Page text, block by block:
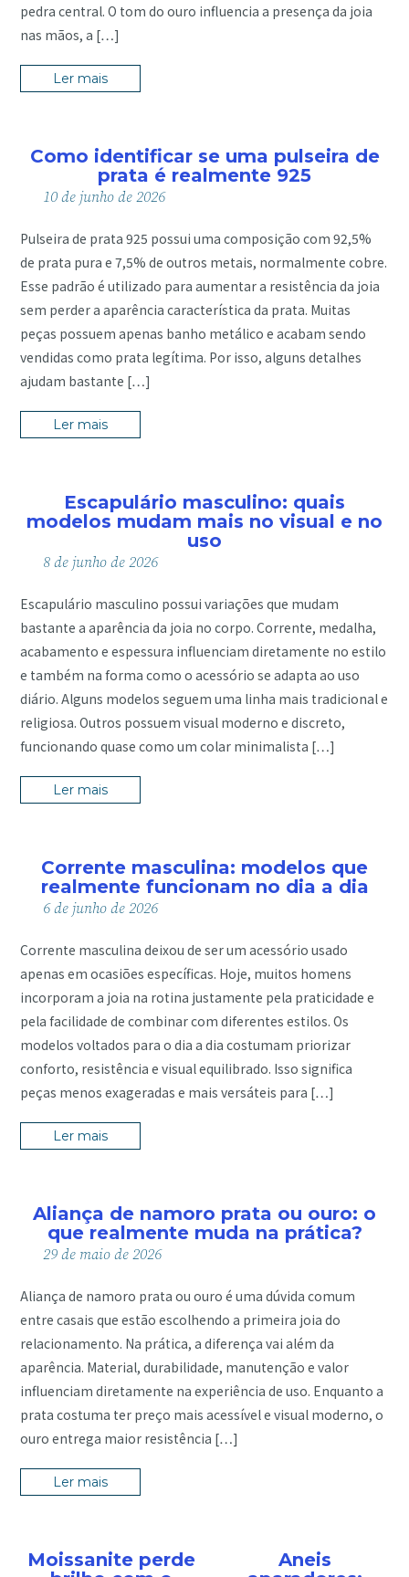
pedra central. O tom do ouro influencia a presença da joia
nas mãos, a […]
Ler mais
Como identificar se uma pulseira de
prata é realmente 925
10de junhode2026
Pulseira de prata 925 possui uma composição com 92,5%
de prata pura e 7,5% de outros metais, normalmente cobre.
Esse padrão é utilizado para aumentar a resistência da joia
sem perder a aparência característica da prata. Muitas
peças possuem apenas banho metálico e acabam sendo
vendidas como prata legítima. Por isso, alguns detalhes
ajudam bastante […]
Ler mais
Escapulário masculino: quais
modelos mudam mais no visual e no
uso
8de junhode2026
Escapulário masculino possui variações que mudam
bastante a aparência da joia no corpo. Corrente, medalha,
acabamento e espessura influenciam diretamente no estilo
e também na forma como o acessório se adapta ao uso
diário. Alguns modelos seguem uma linha mais tradicional e
religiosa. Outros possuem visual moderno e discreto,
funcionando quase como um colar minimalista […]
Ler mais
Corrente masculina: modelos que
realmente funcionam no dia a dia
6de junhode2026
Corrente masculina deixou de ser um acessório usado
apenas em ocasiões específicas. Hoje, muitos homens
incorporam a joia na rotina justamente pela praticidade e
pela facilidade de combinar com diferentes estilos. Os
modelos voltados para o dia a dia costumam priorizar
conforto, resistência e visual equilibrado. Isso significa
peças menos exageradas e mais versáteis para […]
Ler mais
Aliança de namoro prata ou ouro: o
que realmente muda na prática?
29de maiode2026
Aliança de namoro prata ou ouro é uma dúvida comum
entre casais que estão escolhendo a primeira joia do
relacionamento. Na prática, a diferença vai além da
aparência. Material, durabilidade, manutenção e valor
influenciam diretamente na experiência de uso. Enquanto a
prata costuma ter preço mais acessível e visual moderno, o
ouro entrega maior resistência […]
Ler mais
Moissanite perde
Aneis